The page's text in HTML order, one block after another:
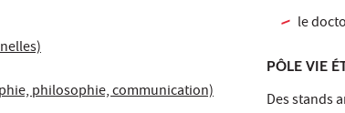
philosophie, communication)
le
PÔLE VIE
Des stands